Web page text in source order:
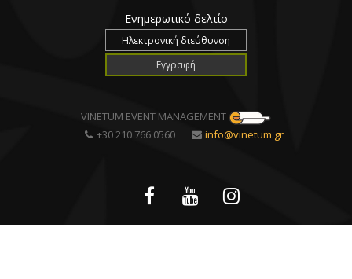
Ενημερωτικό δελτίο
VINETUM EVENT MANAGEMENT
+30 210 766 0560
info@vinetum.gr